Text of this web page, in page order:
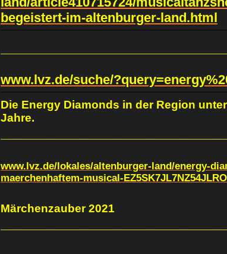
begeistert-im-altenburger-land.html
www.lvz.de/suche/
Die Energy Diamonds in der Region
Jahre.
www.lvz.de/lokales/altenburger-land/energy-
maerchenhaftem-musical-
Märchenzauber 2021